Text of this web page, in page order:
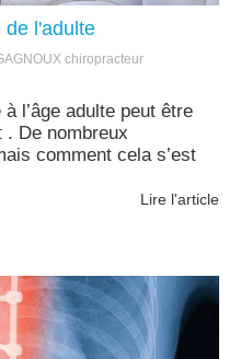
de l'adulte
chiropracteur
l’âge adulte peut être
. De nombreux
comment cela s’est
Lire l'article